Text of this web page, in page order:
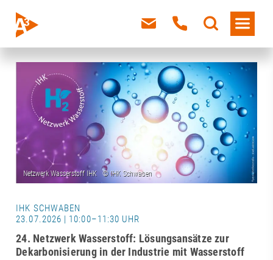
IHK SCHWABEN
23.07.2026 | 10:00–11:30 UHR
24. Netzwerk Wasserstoff: Lösungsansätze zur
Dekarbonisierung in der Industrie mit Wasserstoff